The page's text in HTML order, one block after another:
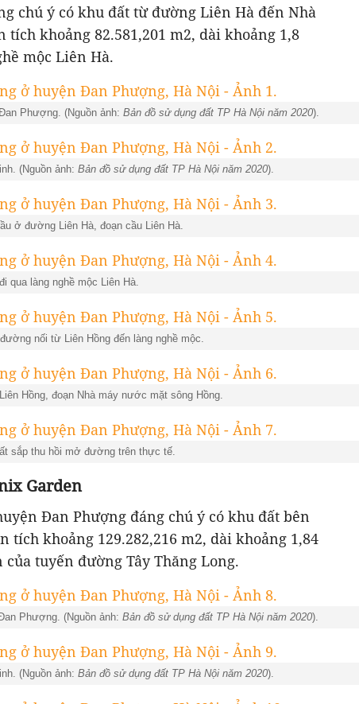
chú ý có khu đất từ đường Liên Hà đến Nhà
khoảng 82.581,201 m2, dài khoảng 1,8
mộc Liên Hà.
Phượng. (Nguồn ảnh: Bản đồ sử dụng đất TP Hà Nội năm 2020).
(Nguồn ảnh: Bản đồ sử dụng đất TP Hà Nội năm 2020).
ở đường Liên Hà, đoạn cầu Liên Hà.
qua làng nghề mộc Liên Hà.
nối từ Liên Hồng đến làng nghề mộc.
Hồng, đoạn Nhà máy nước mặt sông Hồng.
sắp thu hồi mở đường trên thực tế.
Garden
Đan Phượng đáng chú ý có khu đất bên
tích khoảng 129.282,216 m2, dài khoảng 1,84
tuyến đường Tây Thăng Long.
Phượng. (Nguồn ảnh: Bản đồ sử dụng đất TP Hà Nội năm 2020).
(Nguồn ảnh: Bản đồ sử dụng đất TP Hà Nội năm 2020).